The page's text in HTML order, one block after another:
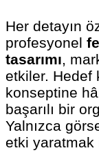
Her detayın
profesyonel
tasarımı,
etkiler. Hedef
konseptine
başarılı bir
Yalnızca
etki yaratmak